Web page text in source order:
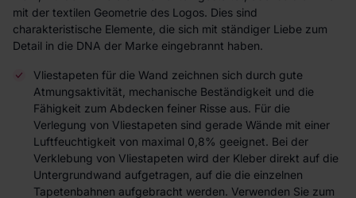
mit der textilen Geometrie des Logos. Dies sind
charakteristische Elemente, die sich mit ständiger Liebe zum
Detail in die DNA der Marke eingebrannt haben.
Vliestapeten für die Wand zeichnen sich durch gute
Atmungsaktivität, mechanische Beständigkeit und die
Fähigkeit zum Abdecken feiner Risse aus. Für die
Verlegung von Vliestapeten sind gerade Wände mit einer
Luftfeuchtigkeit von maximal 0,8% geeignet. Bei der
Verklebung von Vliestapeten wird der Kleber direkt auf die
Untergrundwand aufgetragen, auf die die einzelnen
Tapetenbahnen aufgebracht werden. Verwenden Sie zum